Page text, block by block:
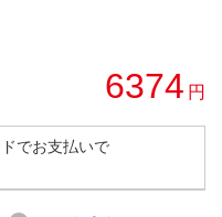
6374 円
でお支払いで